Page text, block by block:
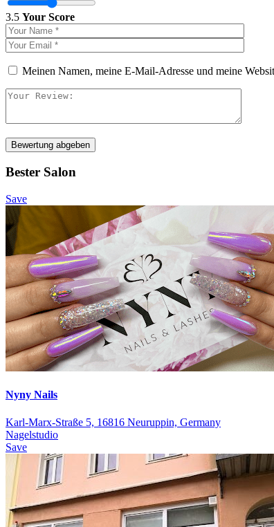
3.5 Your Score
Meinen Namen, meine E-Mail-Adresse und meine
Bewertung abgeben
Bester Salon
Save
Nyny Nails
Karl-Marx-Straße 5, 16816 Neuruppin, Germany
Nagelstudio
Save